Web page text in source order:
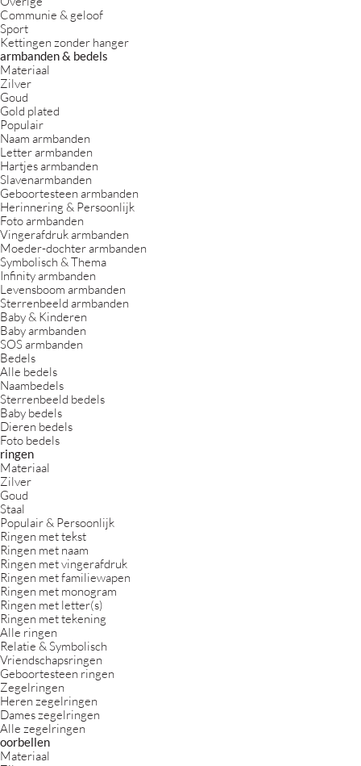
Communie & geloof
Sport
Kettingen zonder hanger
armbanden & bedels
Materiaal
Zilver
Goud
Gold plated
Populair
Naam armbanden
Letter armbanden
Hartjes armbanden
Slavenarmbanden
Geboortesteen armbanden
Herinnering & Persoonlijk
Foto armbanden
Vingerafdruk armbanden
Moeder-dochter armbanden
Symbolisch & Thema
Infinity armbanden
Levensboom armbanden
Sterrenbeeld armbanden
Baby & Kinderen
Baby armbanden
SOS armbanden
Bedels
Alle bedels
Naambedels
Sterrenbeeld bedels
Baby bedels
Dieren bedels
Foto bedels
ringen
Materiaal
Zilver
Goud
Staal
Populair & Persoonlijk
Ringen met tekst
Ringen met naam
Ringen met vingerafdruk
Ringen met familiewapen
Ringen met monogram
Ringen met letter(s)
Ringen met tekening
Alle ringen
Relatie & Symbolisch
Vriendschapsringen
Geboortesteen ringen
Zegelringen
Heren zegelringen
Dames zegelringen
Alle zegelringen
oorbellen
Materiaal